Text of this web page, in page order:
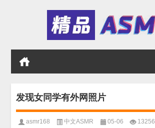
发现女同学有外网照片
asmr168 中文ASMR 05-06 13256